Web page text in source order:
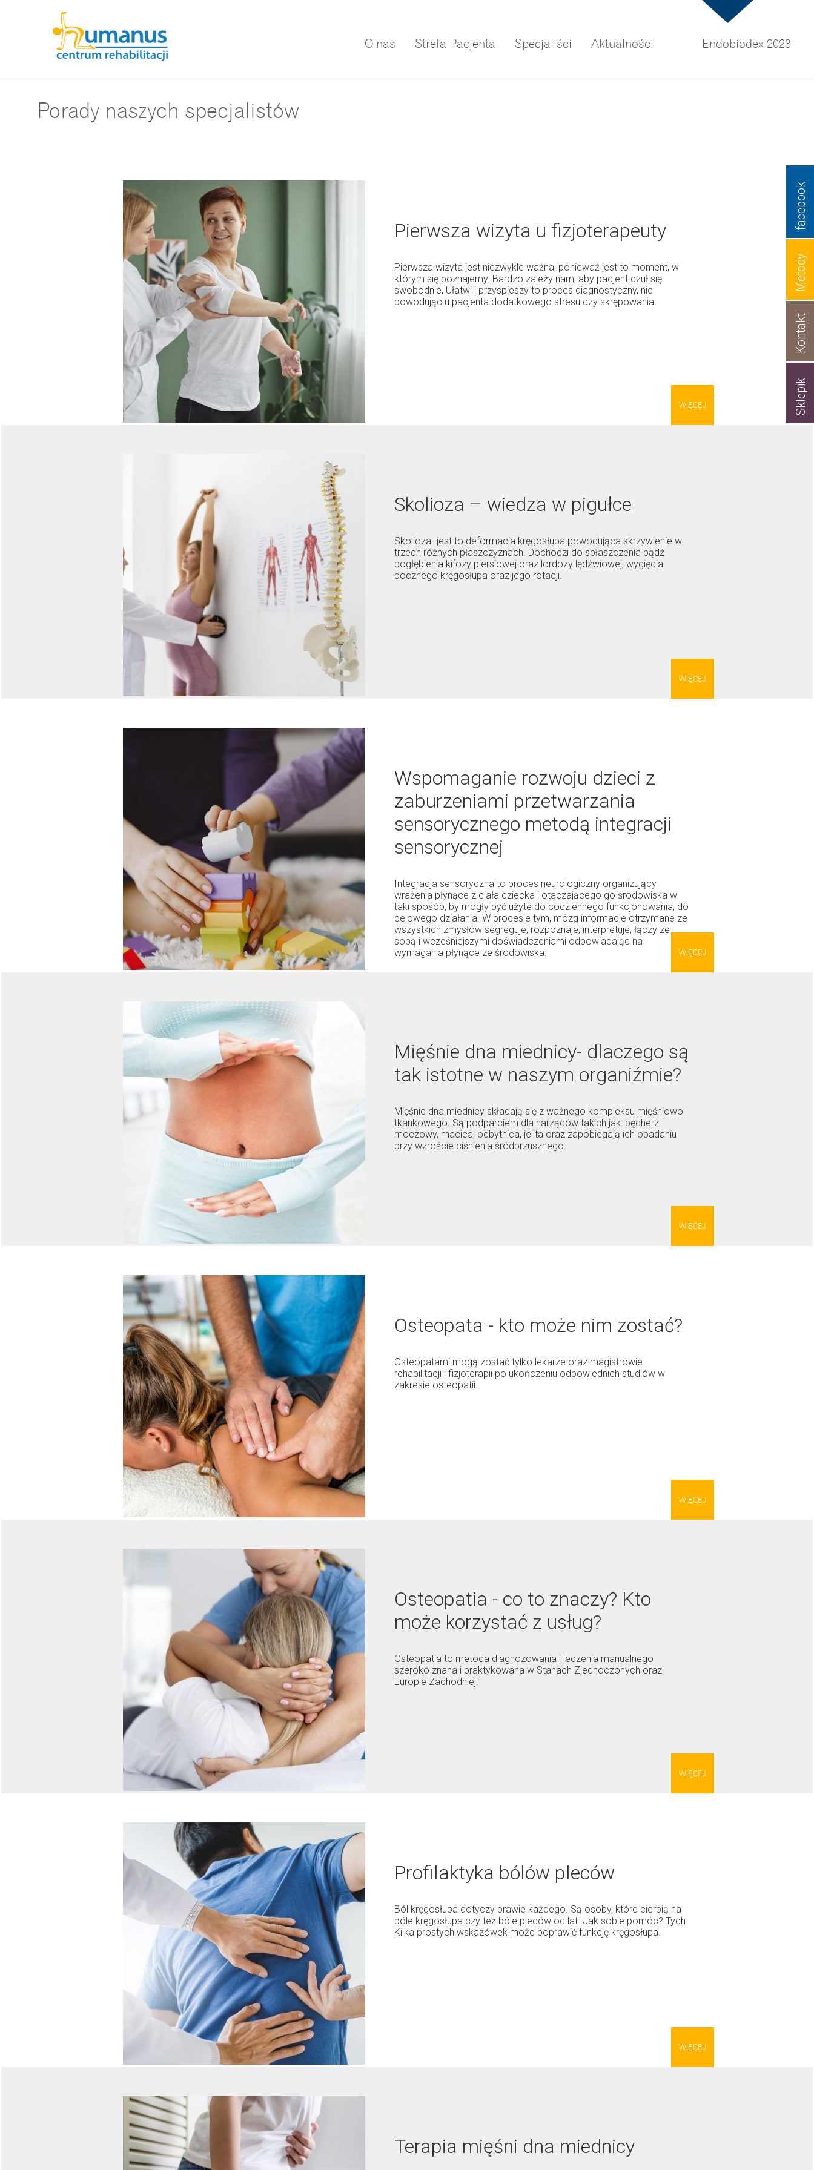
Endobiodex 2023
O nas Strefa Pacjenta Specjaliści Aktualności
Sklepik
Kontakt
Metody
facebook
Porady naszych specjalistów
Pierwsza wizyta u fizjoterapeuty
Pierwsza wizyta jest niezwykle ważna, ponieważ jest to moment, w
którym się poznajemy. Bardzo zależy nam, aby pacjent czuł się
swobodnie, Ułatwi i przyspieszy to proces diagnostyczny, nie
powodując u pacjenta dodatkowego stresu czy skrępowania.
WIĘCEJ
Skolioza – wiedza w pigułce
Skolioza- jest to deformacja kręgosłupa powodująca skrzywienie w
trzech różnych płaszczyznach. Dochodzi do spłaszczenia bądź
pogłębienia kifozy piersiowej oraz lordozy lędźwiowej, wygięcia
bocznego kręgosłupa oraz jego rotacji.
WIĘCEJ
Wspomaganie rozwoju dzieci z
zaburzeniami przetwarzania
sensorycznego metodą integracji
sensorycznej
Integracja sensoryczna to proces neurologiczny organizujący
wrażenia płynące z ciała dziecka i otaczającego go środowiska w
taki sposób, by mogły być użyte do codziennego funkcjonowania, do
celowego działania. W procesie tym, mózg informacje otrzymane ze
wszystkich zmysłów segreguje, rozpoznaje, interpretuje, łączy ze
sobą i wcześniejszymi doświadczeniami odpowiadając na
wymagania płynące ze środowiska.
WIĘCEJ
Mięśnie dna miednicy- dlaczego są
tak istotne w naszym organiźmie?
Mięśnie dna miednicy składają się z ważnego kompleksu mięśniowo
tkankowego. Są podparciem dla narządów takich jak: pęcherz
moczowy, macica, odbytnica, jelita oraz zapobiegają ich opadaniu
przy wzroście ciśnienia śródbrzusznego.
WIĘCEJ
Osteopata - kto może nim zostać?
Osteopatami mogą zostać tylko lekarze oraz magistrowie
rehabilitacji i fizjoterapii po ukończeniu odpowiednich studiów w
zakresie osteopatii.
WIĘCEJ
Osteopatia - co to znaczy? Kto
może korzystać z usług?
Osteopatia to metoda diagnozowania i leczenia manualnego
szeroko znana i praktykowana w Stanach Zjednoczonych oraz
Europie Zachodniej.
WIĘCEJ
Profilaktyka bólów pleców
Ból kręgosłupa dotyczy prawie każdego. Są osoby, które cierpią na
bóle kręgosłupa czy też bóle pleców od lat. Jak sobie pomóc? Tych
Kilka prostych wskazówek może poprawić funkcję kręgosłupa.
WIĘCEJ
Terapia mięśni dna miednicy